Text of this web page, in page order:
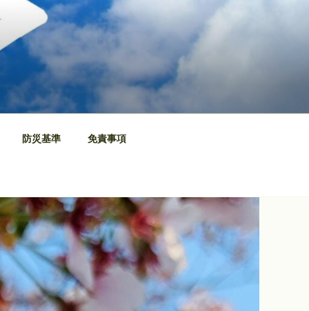
防災基準 免責事項